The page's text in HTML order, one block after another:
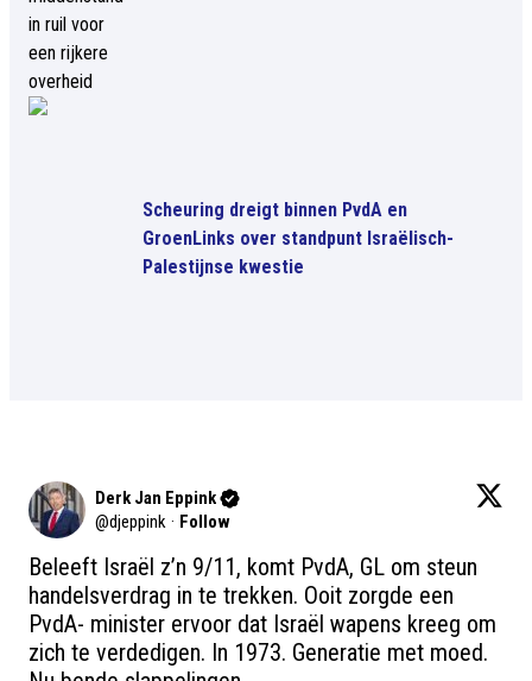
Scheuring dreigt binnen PvdA en
GroenLinks over standpunt Israëlisch-
Palestijnse kwestie
Derk Jan Eppink
@djeppink · Follow
Beleeft Israël z’n 9/11, komt PvdA, GL om steun
handelsverdrag in te trekken. Ooit zorgde een
PvdA- minister ervoor dat Israël wapens kreeg om
zich te verdedigen. In 1973. Generatie met moed.